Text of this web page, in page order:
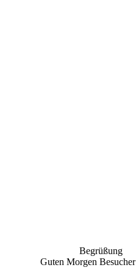
Begrüßung
Guten Morgen Besucher